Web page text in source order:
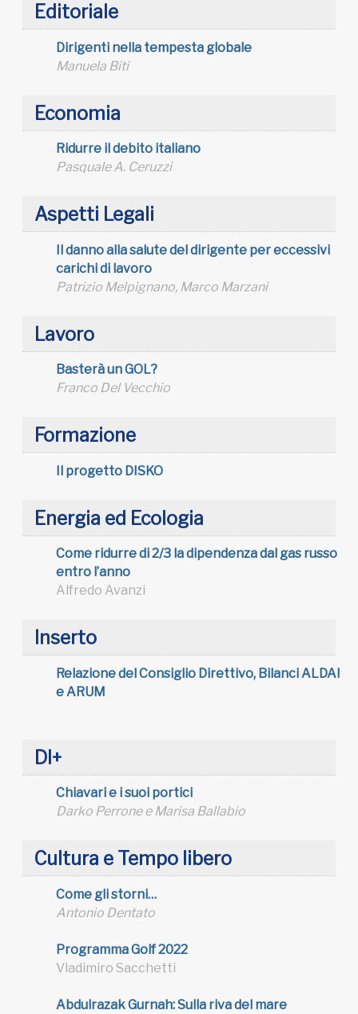
Editoriale
Dirigenti nella tempesta globale
Manuela Biti
Economia
Ridurre il debito italiano
Pasquale A. Ceruzzi
Aspetti Legali
Il danno alla salute del dirigente per eccessivi
carichi di lavoro
Patrizio Melpignano, Marco Marzani
Lavoro
Basterà un GOL?
Franco Del Vecchio
Formazione
Il progetto DISKO
Energia ed Ecologia
Come ridurre di 2/3 la dipendenza dal gas russo
entro l’anno
Alfredo Avanzi
Inserto
Relazione del Consiglio Direttivo, Bilanci ALDAI
e ARUM
DI+
Chiavari e i suoi portici
Darko Perrone e Marisa Ballabio
Cultura e Tempo libero
Come gli storni…
Antonio Dentato
Programma Golf 2022
Vladimiro Sacchetti
Abdulrazak Gurnah: Sulla riva del mare